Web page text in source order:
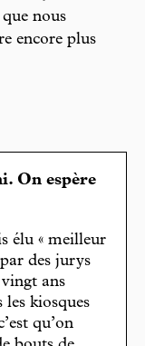
nous
encore plus
On espère
élu « meilleur
des jurys
ans
les kiosques
qu’on